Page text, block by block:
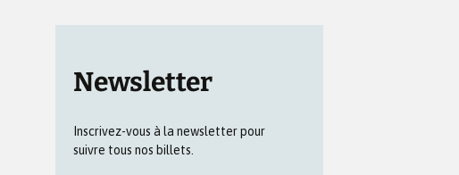
Newsletter
Inscrivez-vous à la newsletter pour
suivre tous nos billets.